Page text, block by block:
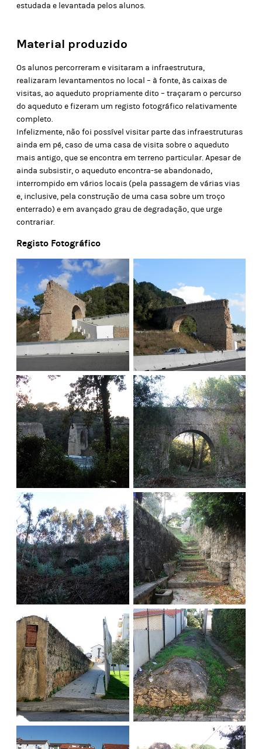
estudada e levantada pelos alunos.
Material produzido
Os alunos percorreram e visitaram a infraestrutura,
realizaram levantamentos no local – à fonte, às caixas de
visitas, ao aqueduto propriamente dito – traçaram o percurso
do aqueduto e fizeram um registo fotográfico relativamente
completo.
Infelizmente, não foi possível visitar parte das infraestruturas
ainda em pé, caso de uma casa de visita sobre o aqueduto
mais antigo, que se encontra em terreno particular. Apesar de
ainda subsistir, o aqueduto encontra-se abandonado,
interrompido em vários locais (pela passagem de várias vias
e, inclusive, pela construção de uma casa sobre um troço
enterrado) e em avançado grau de degradação, que urge
contrariar.
Registo Fotográfico